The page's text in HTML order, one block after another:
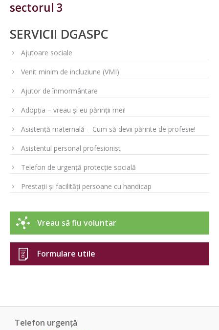
sectorul 3
SERVICII DGASPC
Ajutoare sociale
Venit minim de incluziune (VMI)
Ajutor de înmormântare
Adopția – vreau și eu părinții mei!
Asistență maternală – Cum să devii părinte de profesie!
Asistentul personal profesionist
Telefon de urgență protecție socială
Prestații și facilități persoane cu handicap
Vreau să fiu voluntar
Formulare utile
Telefon urgență